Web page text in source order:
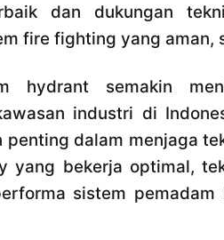
dan dukungan
fire fighting yang aman,
hydrant semakin
industri di
dalam menjaga
yang bekerja optimal,
sistem